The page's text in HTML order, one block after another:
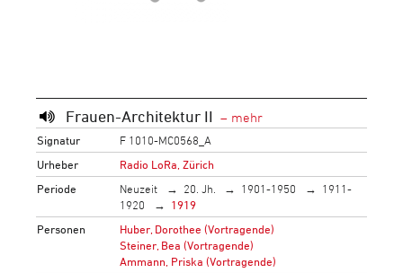
Frauen-Architektur II
Signatur
F 1010-MC0568_A
Urheber
Radio LoRa, Zürich
Periode
Neuzeit 20. Jh. 1901-1950
1911-
1920
1919
Personen
Huber, Dorothee (Vortragende)
Steiner, Bea (Vortragende)
Ammann, Priska (Vortragende)